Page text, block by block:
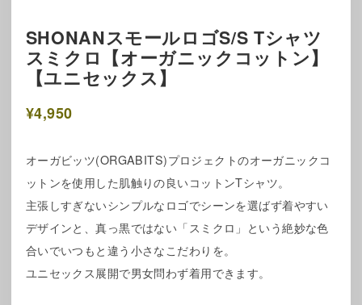
SHONANスモールロゴS/S Tシャツ
スミクロ【オーガニックコットン】
【ユニセックス】
¥4,950
オーガビッツ(ORGABITS)プロジェクトのオーガニックコ
ットンを使用した肌触りの良いコットンTシャツ。
主張しすぎないシンプルなロゴでシーンを選ばず着やすい
デザインと、真っ黒ではない「スミクロ」という絶妙な色
合いでいつもと違う小さなこだわりを。
ユニセックス展開で男女問わず着用できます。